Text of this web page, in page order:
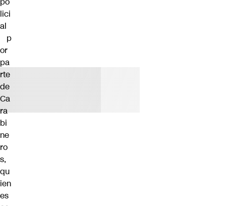
lici
al
p
or
pa
rte
de
Ca
ra
bi
ne
ro
s,
qu
ien
es